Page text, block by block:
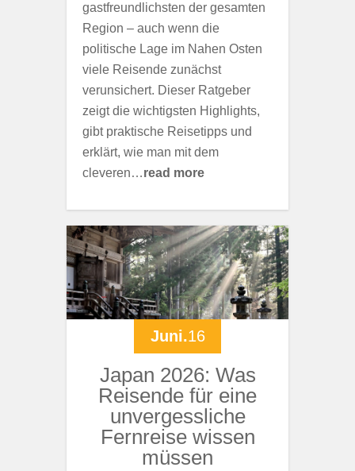
gastfreundlichsten der gesamten
Region – auch wenn die
politische Lage im Nahen Osten
viele Reisende zunächst
verunsichert. Dieser Ratgeber
zeigt die wichtigsten Highlights,
gibt praktische Reisetipps und
erklärt, wie man mit dem
cleveren…read more
Juni.16
Japan 2026: Was
Reisende für eine
unvergessliche
Fernreise wissen
müssen